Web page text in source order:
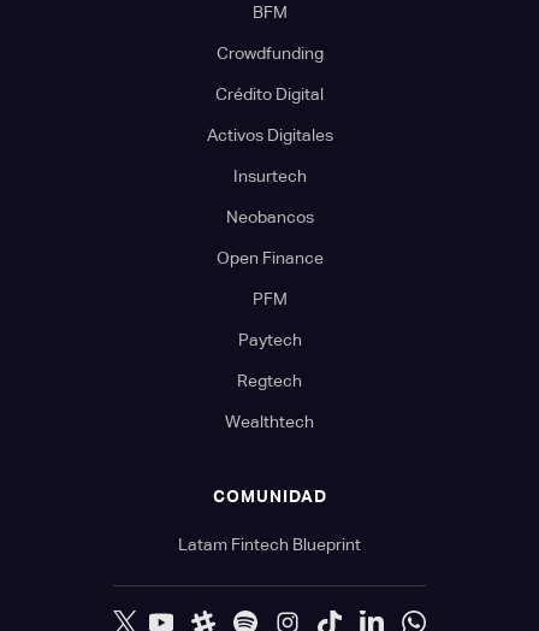
BFM
Crowdfunding
Crédito Digital
Activos Digitales
Insurtech
Neobancos
Open Finance
PFM
Paytech
Regtech
Wealthtech
COMUNIDAD
Latam Fintech Blueprint